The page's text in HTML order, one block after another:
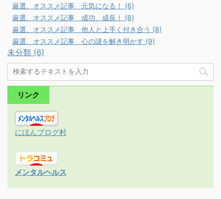
厳選、オススメ記事 元気になる！ (6)
厳選、オススメ記事 成功、成長！ (8)
厳選、オススメ記事 他人と上手く付き合う (8)
厳選、オススメ記事 心の謎を解き明かす (9)
未分類 (6)
リンク
にほんブログ村
メンタルヘルス